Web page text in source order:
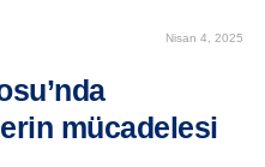
Nisan 4, 2025
mücadelesi